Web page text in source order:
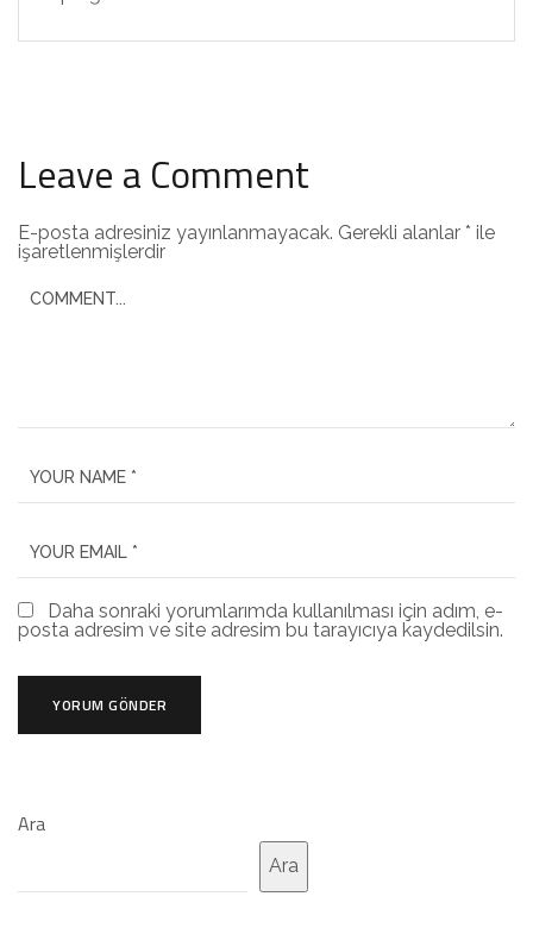
Leave a Comment
E-posta adresiniz yayınlanmayacak. Gerekli alanlar * ile
işaretlenmişlerdir
Daha sonraki yorumlarımda kullanılması için adım, e-
posta adresim ve site adresim bu tarayıcıya kaydedilsin.
Ara
Ara